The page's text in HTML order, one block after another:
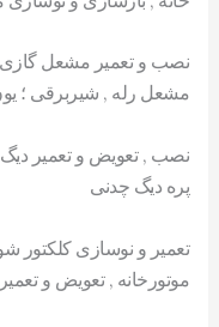
نصب و تعمیر مشعل
مشعل رله , شیربرقی ؛
نصب , تعویض و تعمیر
پره دیگ چدنی
تعمیر و نوسازی کلکتور
موتورخانه , تعویض و